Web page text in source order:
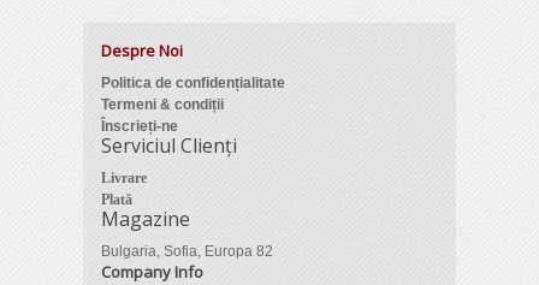
Despre Noi
Politica de confidențialitate
Termeni & condiții
Înscrieți-ne
Serviciul Clienți
Livrare
Plată
Magazine
Bulgaria, Sofia, Europa 82
Company Info